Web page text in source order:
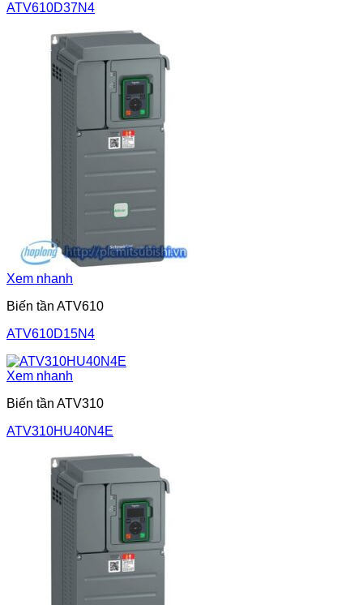
ATV610D37N4
Xem nhanh
Biến tần ATV610
ATV610D15N4
Xem nhanh
Biến tần ATV310
ATV310HU40N4E